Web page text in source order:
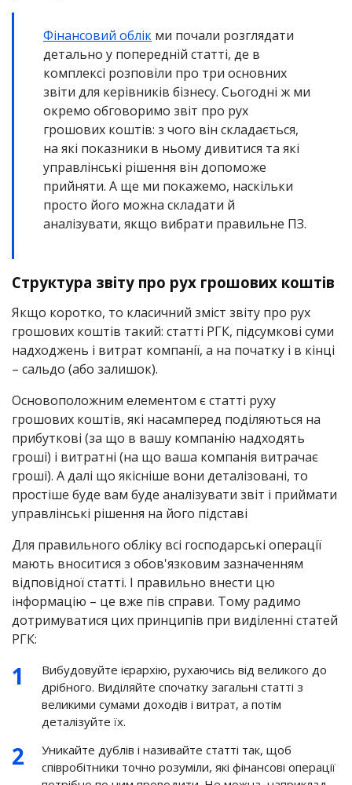
Фінансовий облік ми почали розглядати
детально у попередній статті, де в
комплексі розповіли про три основних
звіти для керівників бізнесу. Сьогодні ж ми
окремо обговоримо звіт про рух
грошових коштів: з чого він складається,
на які показники в ньому дивитися та які
управлінські рішення він допоможе
прийняти. А ще ми покажемо, наскільки
просто його можна складати й
аналізувати, якщо вибрати правильне ПЗ.
Структура звіту про рух грошових коштів
Якщо коротко, то класичний зміст звіту про рух
грошових коштів такий: статті РГК, підсумкові суми
надходжень і витрат компанії, а на початку і в кінці
– сальдо (або залишок).
Основоположним елементом є статті руху
грошових коштів, які насамперед поділяються на
прибуткові (за що в вашу компанію надходять
гроші) і витратні (на що ваша компанія витрачає
гроші). А далі що якісніше вони деталізовані, то
простіше буде вам буде аналізувати звіт і приймати
управлінські рішення на його підставі
Для правильного обліку всі господарські операції
мають вноситися з обов'язковим зазначенням
відповідної статті. І правильно внести цю
інформацію – це вже пів справи. Тому радимо
дотримуватися цих принципів при виділенні статей
РГК:
Вибудовуйте ієрархію, рухаючись від великого до
дрібного. Виділяйте спочатку загальні статті з
великими сумами доходів і витрат, а потім
деталізуйте їх.
Уникайте дублів і називайте статті так, щоб
співробітники точно розуміли, які фінансові операції